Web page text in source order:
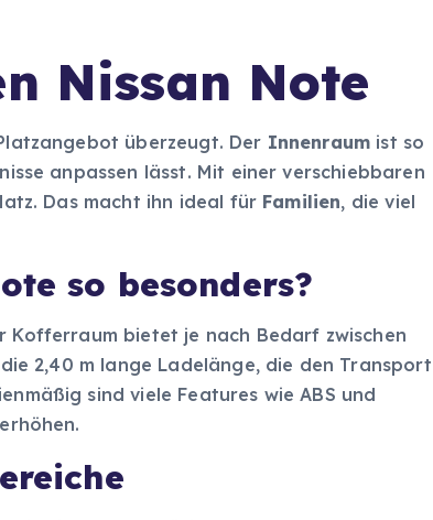
Nissan Note
überzeugt. Der Innenraum ist so
anpassen lässt. Mit einer verschiebbaren
Das macht ihn ideal für Familien, die viel
so besonders?
Kofferraum bietet je nach Bedarf zwischen
2,40 m lange Ladelänge, die den Transport
sind viele Features wie ABS und